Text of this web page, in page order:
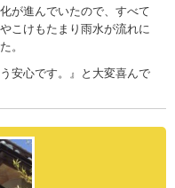
が進んでいたので、すべて
こけもたまり雨水が流れに
。
安心です。』と大変喜んで